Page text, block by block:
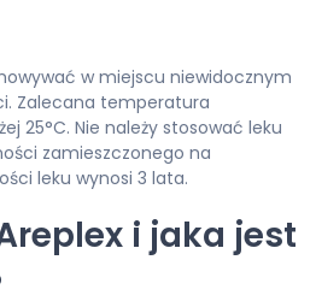
w miejscu niewidocznym
Zalecana temperatura
25°C. Nie należy stosować leku
zamieszczonego na
leku wynosi 3 lata.
i jaka jest